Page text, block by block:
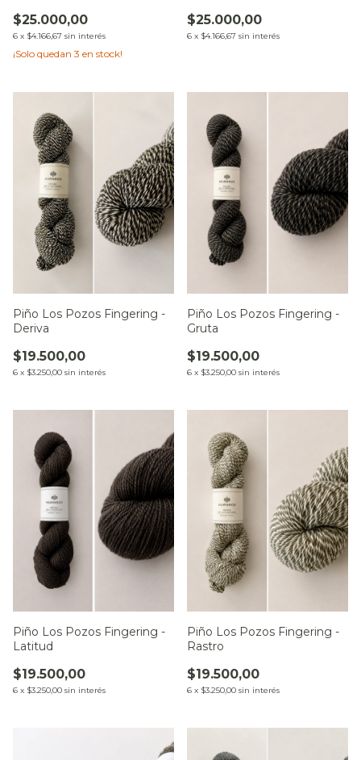
$25.000,00
6 x $4.166,67 sin interés
¡Solo quedan 3 en stock!
$25.000,00
6 x $4.166,67 sin interés
Piño Los Pozos Fingering -
Deriva
$19.500,00
6 x $3.250,00 sin interés
Piño Los Pozos Fingering -
Gruta
$19.500,00
6 x $3.250,00 sin interés
Piño Los Pozos Fingering -
Latitud
$19.500,00
6 x $3.250,00 sin interés
Piño Los Pozos Fingering -
Rastro
$19.500,00
6 x $3.250,00 sin interés